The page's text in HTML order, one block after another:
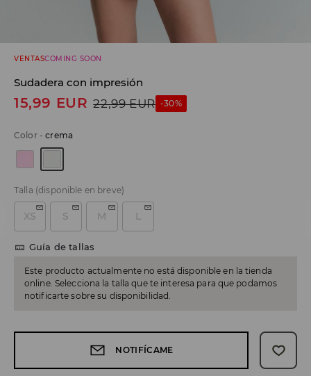
VENTASCOMING SOON
Sudadera con impresión
15,99 EUR 22,99 EUR -30%
Color-crema
Talla (disponible en breve)
XS S M L
Guía de tallas
Este producto actualmente no está disponible en la tienda
online. Selecciona la talla que te interesa para que podamos
notificarte sobre su disponibilidad.
NOTIFÍCAME